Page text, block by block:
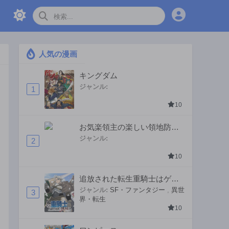
人気の漫画
1
キングダム
ジャンル:
10
2
お気楽領主の楽しい領地防衛
〜生産系魔術で名もなき村を
ジャンル:
10
3
追放された転生重騎士はゲー
ム知識で無双する
ジャンル: SF・ファンタジー
異世
界・転生
10